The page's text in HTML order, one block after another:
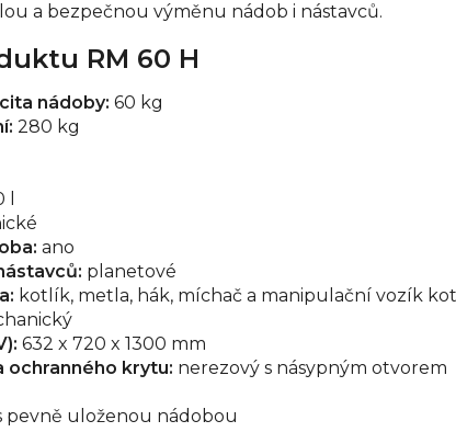
a bezpečnou výměnu nádob i nástavců.
RM 60 H
nádoby: 60 kg
280 kg
l
ano
planetové
kotlík, metla, hák, míchač a manipulační vozík
632 x 720 x 1300 mm
ochranného krytu: nerezový s násypným otvorem
pevně uloženou nádobou